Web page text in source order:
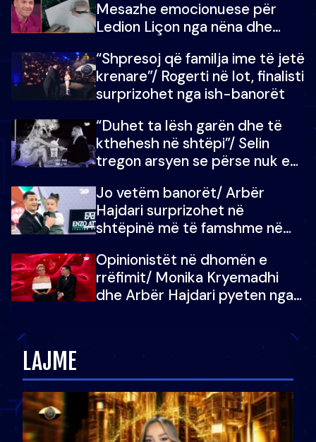
Mesazhe emocionuese për
Ledion Liçon nga nëna dhe
mban dot lotët: Nuk meritoj…
“Shpresoj që familja ime të jetë
krenare”/ Rogerti në lot, finalisti
surprizohet nga ish-banorët
“Duhet ta lësh garën dhe të
kthehesh në shtëpi”/ Selin
tregon arsyen se përse nuk e
çoja luftën time deri në fund
Jo vetëm banorët/ Arbër
Hajdari surprizohet në
shtëpinë më të famshme në
vajzën e tij
Opinionistët në dhomën e
rrëfimit/ Monika Kryemadhi
dhe Arbër Hajdari pyeten nga
LAJME